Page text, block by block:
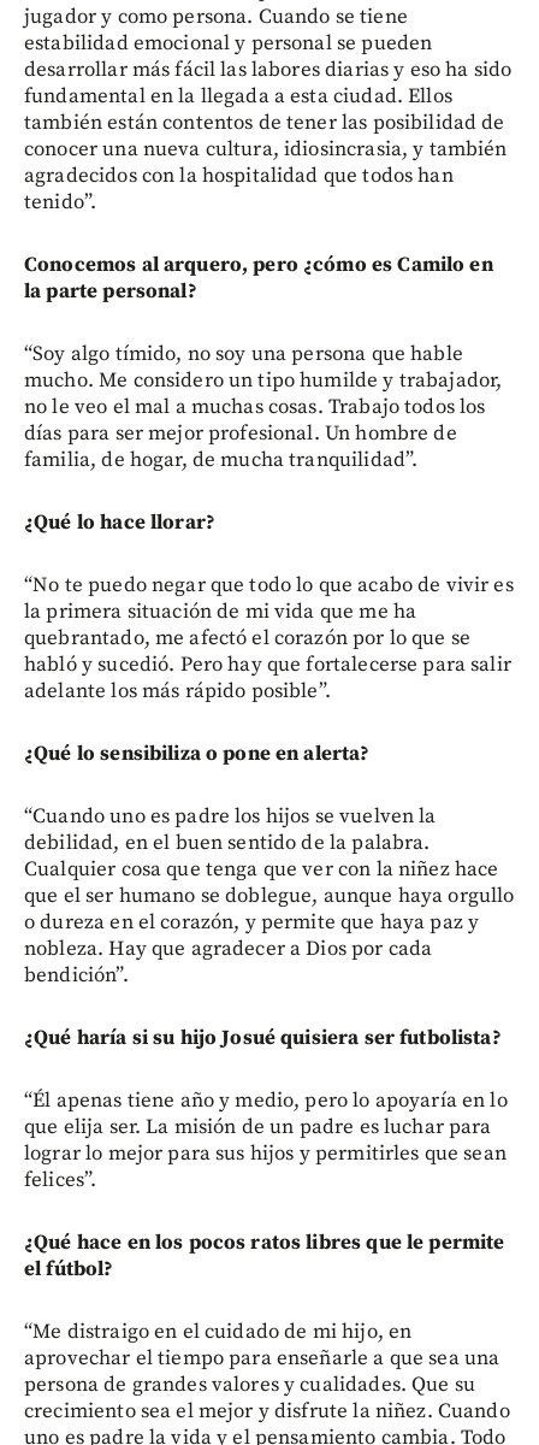
jugador y como persona. Cuando se tiene
estabilidad emocional y personal se pueden
desarrollar más fácil las labores diarias y eso ha sido
fundamental en la llegada a esta ciudad. Ellos
también están contentos de tener las posibilidad de
conocer una nueva cultura, idiosincrasia, y también
agradecidos con la hospitalidad que todos han
tenido”.
Conocemos al arquero, pero ¿cómo es Camilo en
la parte personal?
“Soy algo tímido, no soy una persona que hable
mucho. Me considero un tipo humilde y trabajador,
no le veo el mal a muchas cosas. Trabajo todos los
días para ser mejor profesional. Un hombre de
familia, de hogar, de mucha tranquilidad”.
¿Qué lo hace llorar?
“No te puedo negar que todo lo que acabo de vivir es
la primera situación de mi vida que me ha
quebrantado, me afectó el corazón por lo que se
habló y sucedió. Pero hay que fortalecerse para salir
adelante los más rápido posible”.
¿Qué lo sensibiliza o pone en alerta?
“Cuando uno es padre los hijos se vuelven la
debilidad, en el buen sentido de la palabra.
Cualquier cosa que tenga que ver con la niñez hace
que el ser humano se doblegue, aunque haya orgullo
o dureza en el corazón, y permite que haya paz y
nobleza. Hay que agradecer a Dios por cada
bendición”.
¿Qué haría si su hijo Josué quisiera ser futbolista?
“Él apenas tiene año y medio, pero lo apoyaría en lo
que elija ser. La misión de un padre es luchar para
lograr lo mejor para sus hijos y permitirles que sean
felices”.
¿Qué hace en los pocos ratos libres que le permite
el fútbol?
“Me distraigo en el cuidado de mi hijo, en
aprovechar el tiempo para enseñarle a que sea una
persona de grandes valores y cualidades. Que su
crecimiento sea el mejor y disfrute la niñez. Cuando
uno es padre la vida y el pensamiento cambia. Todo